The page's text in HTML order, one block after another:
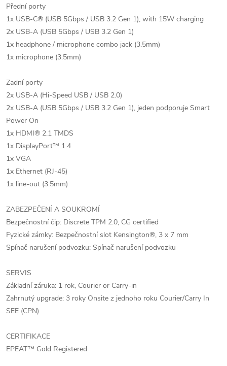
Přední porty
1x USB-C® (USB 5Gbps / USB 3.2 Gen 1), with 15W charging
2x USB-A (USB 5Gbps / USB 3.2 Gen 1)
1x headphone / microphone combo jack (3.5mm)
1x microphone (3.5mm)
Zadní porty
2x USB-A (Hi-Speed USB / USB 2.0)
2x USB-A (USB 5Gbps / USB 3.2 Gen 1), jeden podporuje Smart
Power On
1x HDMI® 2.1 TMDS
1x DisplayPort™ 1.4
1x VGA
1x Ethernet (RJ-45)
1x line-out (3.5mm)
ZABEZPEČENÍ A SOUKROMÍ
Bezpečnostní čip: Discrete TPM 2.0, CG certified
Fyzické zámky: Bezpečnostní slot Kensington®, 3 x 7 mm
Spínač narušení podvozku: Spínač narušení podvozku
SERVIS
Základní záruka: 1 rok, Courier or Carry-in
Zahrnutý upgrade: 3 roky Onsite z jednoho roku Courier/Carry In
SEE (CPN)
CERTIFIKACE
EPEAT™ Gold Registered